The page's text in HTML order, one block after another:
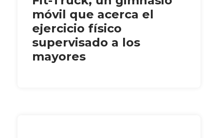
móvil que acerca el
ejercicio físico
supervisado a los
mayores